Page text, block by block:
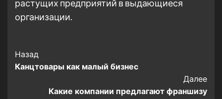
растущих предприятий в выдающиеся
организации.
Post
Navigation
Назад
Канцтовары как малый бизнес
Далее
Какие компании предлагают франшизу